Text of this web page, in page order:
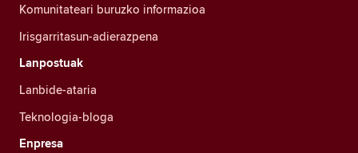
Komunitateari buruzko informazioa
Irisgarritasun-adierazpena
Lanpostuak
Lanbide-ataria
Teknologia-bloga
Enpresa